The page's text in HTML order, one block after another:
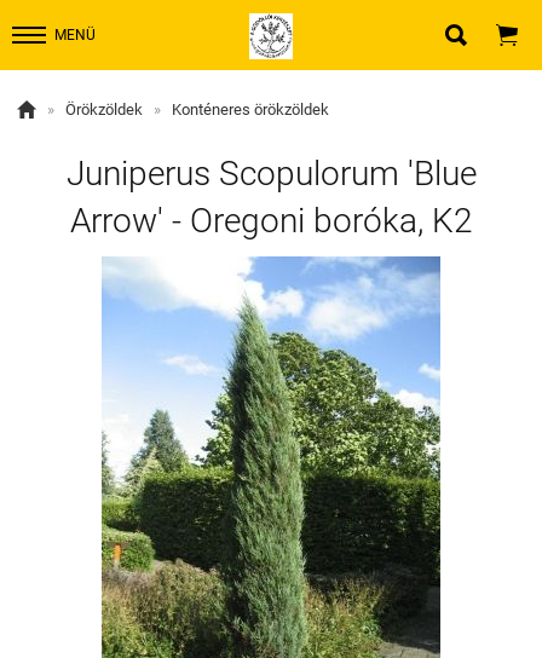
MENÜ  
 » Örökzöldek » Konténeres örökzöldek
Juniperus Scopulorum 'Blue
Arrow' - Oregoni boróka, K2